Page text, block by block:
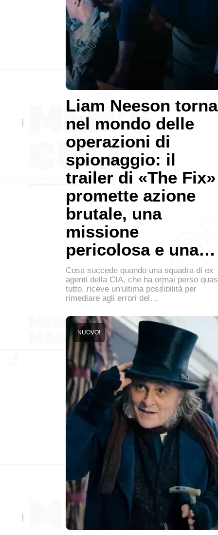
Liam Neeson torna
nel mondo delle
operazioni di
spionaggio: il
trailer di «The Fix»
promette azione
brutale, una
missione
pericolosa e una…
Cosa succede quando una squadra di ex
agenti della CIA, che ha ormai perso
tutto, riceve un'ultima possibilità per
rimediare agli errori del…
NUOVO!